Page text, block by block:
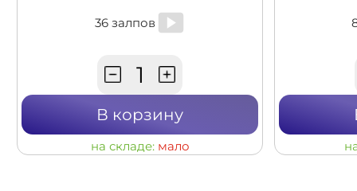
36 залпов
В корзину
на складе: мало